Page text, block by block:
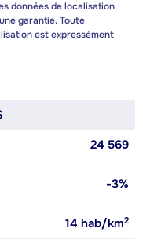
données de localisation
garantie. Toute
est expressément
24 569
-3%
14 hab/km2